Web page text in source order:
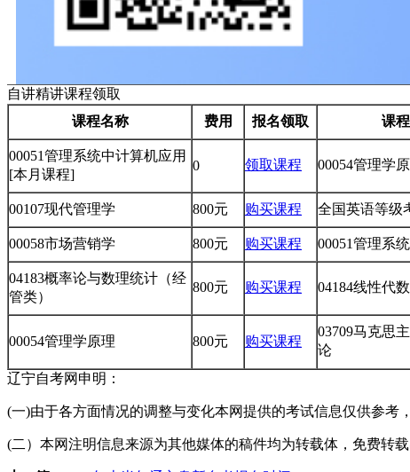
自讲精讲课程领取
课程名称
费用 报名领取 课
00051管理系统中计算机应用
[本月课程]
0 领取课程 00054管理学
00107现代管理学 800元 购买课程 全国英语等级
00058市场营销学 800元 购买课程 00051管理系
04183概率论与数理统计（经
管类）
800元 购买课程 04184线性代
00054管理学原理 800元 购买课程
03709马克思
论
辽宁自考网申明：
(一)由于各方面情况的调整与变化本网提供的考试信息仅供参考
(二）本网注明信息来源为其他媒体的稿件均为转载体，免费转